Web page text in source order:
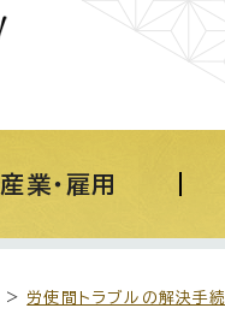
産業・雇用
> 労使間トラブルの解決手続